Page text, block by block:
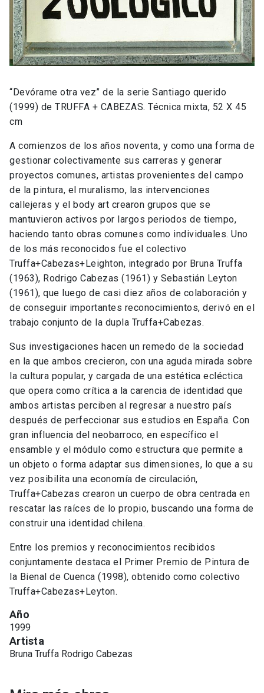
“Devórame otra vez” de la serie Santiago querido
(1999) de TRUFFA + CABEZAS. Técnica mixta, 52 X 45
cm
A comienzos de los años noventa, y como una forma de
gestionar colectivamente sus carreras y generar
proyectos comunes, artistas provenientes del campo
de la pintura, el muralismo, las intervenciones
callejeras y el body art crearon grupos que se
mantuvieron activos por largos periodos de tiempo,
haciendo tanto obras comunes como individuales. Uno
de los más reconocidos fue el colectivo
Truffa+Cabezas+Leighton, integrado por Bruna Truffa
(1963), Rodrigo Cabezas (1961) y Sebastián Leyton
(1961), que luego de casi diez años de colaboración y
de conseguir importantes reconocimientos, derivó en el
trabajo conjunto de la dupla Truffa+Cabezas.
Sus investigaciones hacen un remedo de la sociedad
en la que ambos crecieron, con una aguda mirada sobre
la cultura popular, y cargada de una estética ecléctica
que opera como crítica a la carencia de identidad que
ambos artistas perciben al regresar a nuestro país
después de perfeccionar sus estudios en España. Con
gran influencia del neobarroco, en específico el
ensamble y el módulo como estructura que permite a
un objeto o forma adaptar sus dimensiones, lo que a su
vez posibilita una economía de circulación,
Truffa+Cabezas crearon un cuerpo de obra centrada en
rescatar las raíces de lo propio, buscando una forma de
construir una identidad chilena.
Entre los premios y reconocimientos recibidos
conjuntamente destaca el Primer Premio de Pintura de
la Bienal de Cuenca (1998), obtenido como colectivo
Truffa+Cabezas+Leyton.
Año
1999
Artista
Bruna Truffa Rodrigo Cabezas